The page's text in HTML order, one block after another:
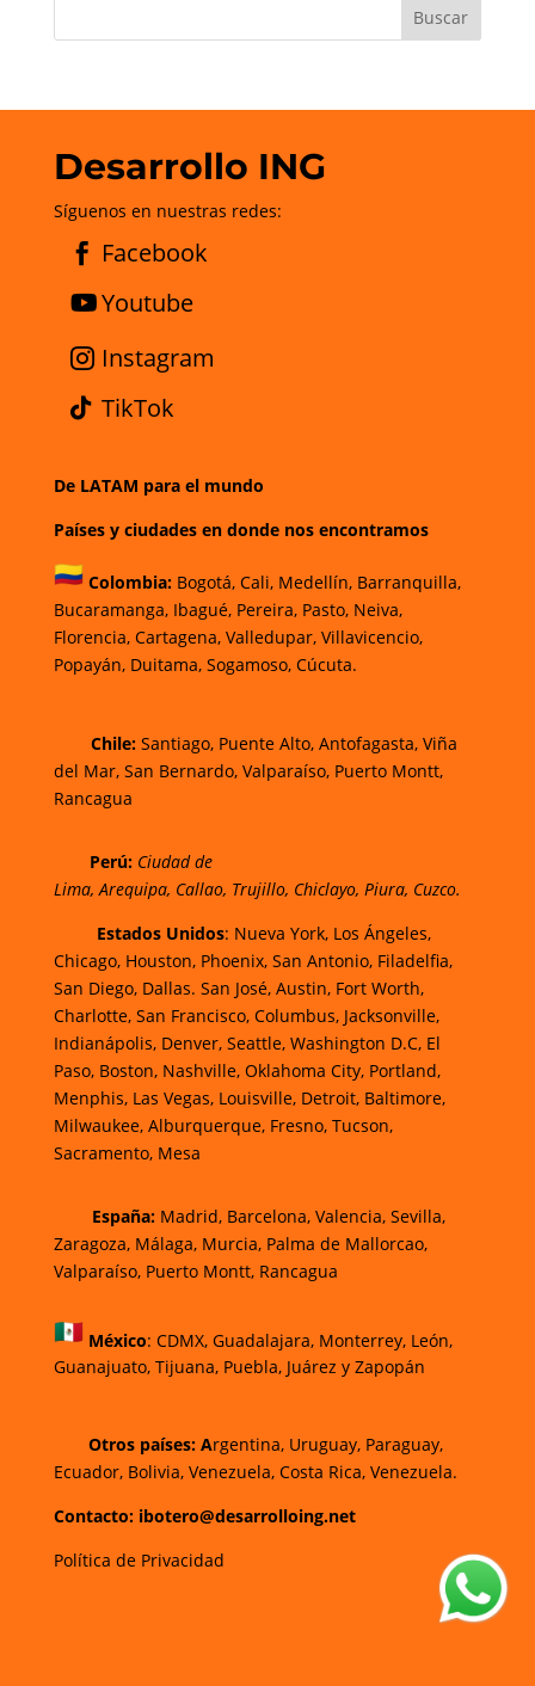
Desarrollo ING
Síguenos en nuestras redes:
Facebook
Youtube
Instagram
TikTok
De LATAM para el mundo
Países y ciudades en donde nos encontramos
Colombia: Bogotá,Cali, Medellín, Barranquilla,
Bucaramanga,Ibagué,Pereira,Pasto, Neiva,
Florencia, Cartagena, Valledupar, Villavicencio,
Popayán, Duitama, Sogamoso, Cúcuta.
Chile:Santiago, Puente Alto, Antofagasta, Viña
del Mar, San Bernardo, Valparaíso, Puerto Montt,
Rancagua
Perú: Ciudad de
Lima, Arequipa, Callao, Trujillo, Chiclayo, Piura, Cuzco.
Estados Unidos: Nueva York, Los Ángeles,
Chicago, Houston, Phoenix, San Antonio, Filadelfia,
San Diego, Dallas. San José, Austin, Fort Worth,
Charlotte, San Francisco, Columbus, Jacksonville,
Indianápolis, Denver, Seattle, Washington D.C, El
Paso, Boston, Nashville, Oklahoma City, Portland,
Menphis, Las Vegas, Louisville, Detroit, Baltimore,
Milwaukee, Alburquerque, Fresno, Tucson,
Sacramento, Mesa
España: Madrid, Barcelona, Valencia, Sevilla,
Zaragoza, Málaga, Murcia, Palma de Mallorcao,
Valparaíso, Puerto Montt, Rancagua
México: CDMX, Guadalajara, Monterrey, León,
Guanajuato, Tijuana, Puebla, Juárez y Zapopán
Otros países: Argentina, Uruguay, Paraguay,
Ecuador, Bolivia, Venezuela, Costa Rica, Venezuela.
Contacto: ibotero@desarrolloing.net
Política de Privacidad
w